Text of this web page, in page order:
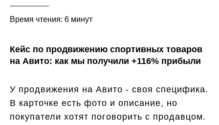
Время чтения: 6 минут
Кейс по продвижению спортивных товаров
на Авито: как мы получили +116% прибыли
У продвижения на Авито - своя специфика.
В карточке есть фото и описание, но
покупатели хотят поговорить с продавцом.